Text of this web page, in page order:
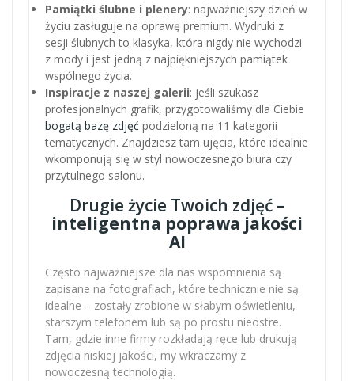
Pamiątki ślubne i plenery: najważniejszy dzień w
życiu zasługuje na oprawę premium. Wydruki z
sesji ślubnych to klasyka, która nigdy nie wychodzi
z mody i jest jedną z najpiękniejszych pamiątek
wspólnego życia.
Inspiracje z naszej galerii: jeśli szukasz
profesjonalnych grafik, przygotowaliśmy dla Ciebie
bogatą bazę zdjęć podzieloną na 11 kategorii
tematycznych. Znajdziesz tam ujęcia, które idealnie
wkomponują się w styl nowoczesnego biura czy
przytulnego salonu.
Drugie życie Twoich zdjęć –
inteligentna poprawa jakości
AI
Często najważniejsze dla nas wspomnienia są
zapisane na fotografiach, które technicznie nie są
idealne – zostały zrobione w słabym oświetleniu,
starszym telefonem lub są po prostu nieostre.
Tam, gdzie inne firmy rozkładają ręce lub drukują
zdjęcia niskiej jakości, my wkraczamy z
nowoczesną technologią.